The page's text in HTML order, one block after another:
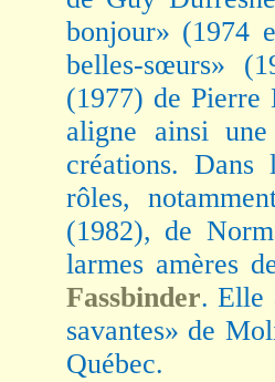
bonjour» (1974
belles-sœurs»
(1977) de Pierre
aligne ainsi
créations. Dans
rôles,
(1982), de
larmes amères
Fassbinder. Elle
savantes» de
Québec.